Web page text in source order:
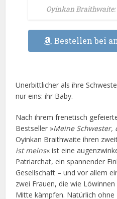
Oyinkan Braithwaite:
Bestellen bei
Unerbittlicher als ihre
nur eins: ihr Baby.
Nach ihrem frenetisch
Bestseller »Meine
Oyinkan Braithwaite ihren
ist meins« ist eine
Patriarchat, ein spannender
Gesellschaft – und vor allem
zwei Frauen, die wie
Mitte kämpfen. Natürlich